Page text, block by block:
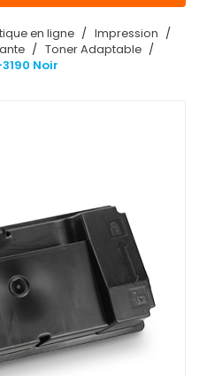
en ligne
Impression
Toner Adaptable
Noir